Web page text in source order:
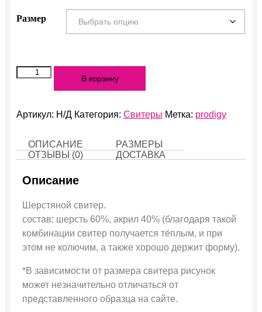
Размер
Количество
Свитер
В корзину
Артикул: Н/Д Категория: Свитеры Метка: prodigy
ОПИСАНИЕ
РАЗМЕРЫ
ОТЗЫВЫ (0)
ДОСТАВКА
Описание
Шерстяной свитер.
состав: шерсть 60%, акрил 40% (благодаря такой
комбинации свитер получается тёплым, и при
этом не колючим, а также хорошо держит форму).
*В зависимости от размера свитера рисунок
может незначительно отличаться от
представленного образца на сайте.